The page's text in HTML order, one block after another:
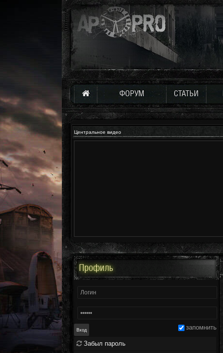
ФОРУМ СТАТЬИ
Центральное видео
Профиль
запомнить
Забыл пароль